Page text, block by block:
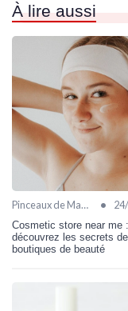
À lire aussi
Pinceaux de Maquillage •
Cosmetic store near me :
découvrez les secrets
boutiques de beauté